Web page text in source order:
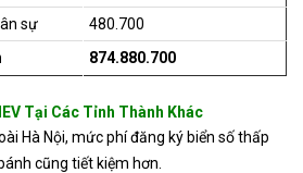
sự
480.700
874.880.700
Tại Các Tỉnh Thành Khác
Hà Nội, mức phí đăng ký biển số thấp
cũng tiết kiệm hơn.